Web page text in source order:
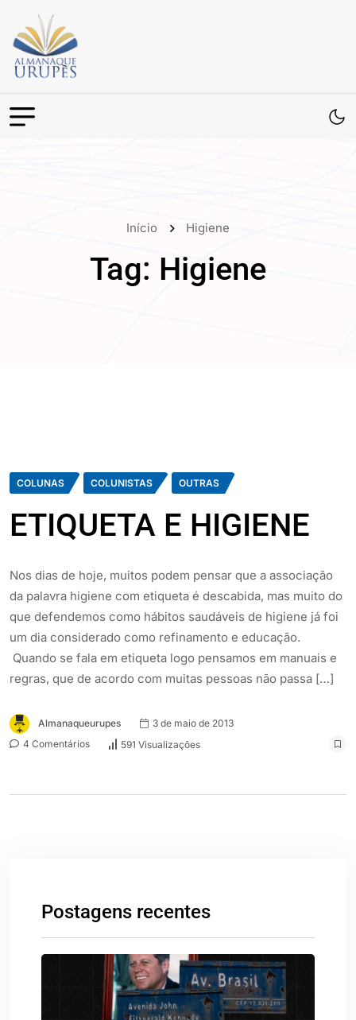
Início Higiene
Tag: Higiene
COLUNAS COLUNISTAS OUTRAS
ETIQUETA E HIGIENE
Nos dias de hoje, muitos podem pensar que a associação
da palavra higiene com etiqueta é descabida, mas muito do
que defendemos como hábitos saudáveis de higiene já foi
um dia considerado como refinamento e educação.
Quando se fala em etiqueta logo pensamos em manuais e
regras, que de acordo com muitas pessoas não passa […]
Almanaqueurupes
3 de maio de 2013
4 Comentários
591 Visualizações
Postagens recentes